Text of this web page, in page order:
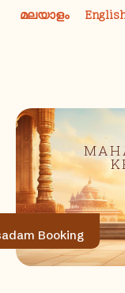
Skipമലയാളം
Booking